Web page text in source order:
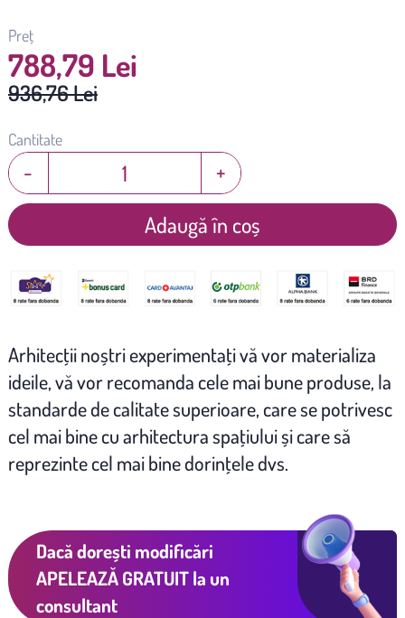
Preț
788,79 Lei
936,76 Lei
Cantitate
+
-
Adaugă în coș
Arhitecţii noștri experimentaţi vă vor materializa
ideile, vă vor recomanda cele mai bune produse, la
standarde de calitate superioare, care se potrivesc
cel mai bine cu arhitectura spaţiului și care să
reprezinte cel mai bine dorinţele dvs.
Dacă dorești modificări
APELEAZĂ GRATUITla un
consultant